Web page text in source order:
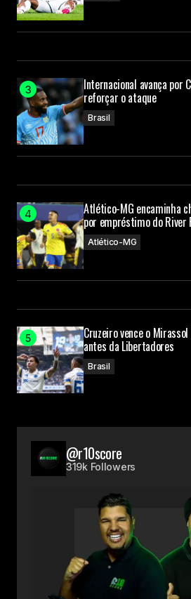
Internacional avança por
reforçar o ataque
Brasil
Atlético-MG encaminha
por empréstimo do River
Atlético-MG
Cruzeiro vence o
antes da Libertadores
Brasil
@r10score
319k Followers